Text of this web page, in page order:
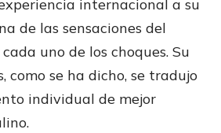
internacional a su
de las sensaciones del
uno de los choques. Su
como se ha dicho, se tradujo
individual de mejor